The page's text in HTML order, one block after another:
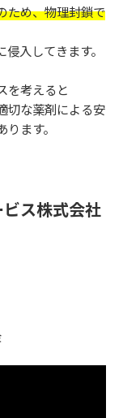
ため、物理封鎖で
入してきます。
を考えると
切な薬剤による安
ます。
ビス株式会社